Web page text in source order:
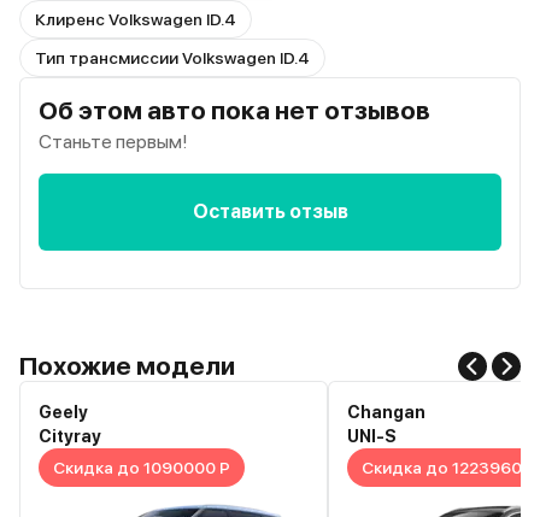
Клиренс Volkswagen ID.4
Тип трансмиссии Volkswagen ID.4
Об этом авто пока нет отзывов
Станьте первым!
Оставить отзыв
Похожие модели
Geely
Cityray
Скидка до 1090000 Р
Changan
UNI-S
Скидка до 1223960 Р